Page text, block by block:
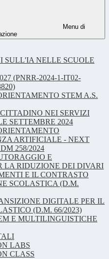
Menu di
SULL'IA NELLE SCUOLE
(PNRR-2024-1-IT02-
STEM A.S.
NEI SERVIZI
SETTEMBRE 2024
ARTIFICIALE - NEXT
258/2024
E
LA RIDUZIONE DEI DIVARI
E IL CONTRASTO
SCOLASTICA (D.M.
DIGITALE PER IL
(D.M. 66/2023)
E MULTILINGUISTICHE
LABS
CLASS